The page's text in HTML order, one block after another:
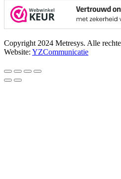
Copyright 2024 Metresys. Alle
Website: YZCommunicatie